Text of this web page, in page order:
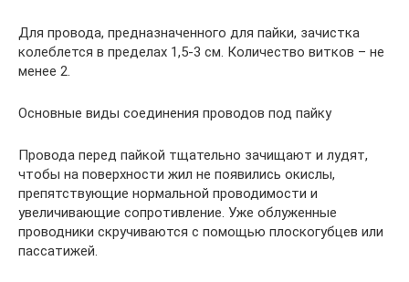
Для провода, предназначенного для пайки, зачистка
колеблется в пределах 1,5-3 см. Количество витков – не
менее 2.
Основные виды соединения проводов под пайку
Провода перед пайкой тщательно зачищают и лудят,
чтобы на поверхности жил не появились окислы,
препятствующие нормальной проводимости и
увеличивающие сопротивление. Уже облуженные
проводники скручиваются с помощью плоскогубцев или
пассатижей.